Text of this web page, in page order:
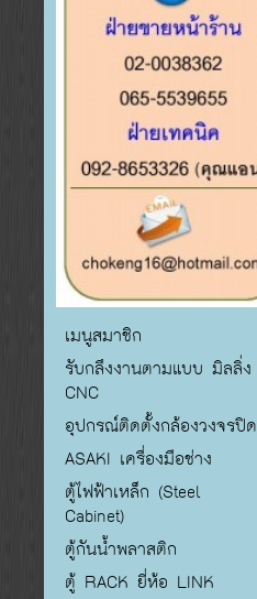
เมนูสมาชิก
รับกลึงงานตามแบบ มิลลิ่ง
CNC
อุปกรณ์ติดตั้งกล้องวงจรปิด
ASAKI เครื่องมือช่าง
ตู้ไฟฟ้าเหล็ก (Steel
Cabinet)
ตู้กันน้ำพลาสติก
ตู้ RACK ยี่ห้อ LINK